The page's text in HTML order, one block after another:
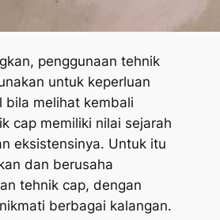
penggunaan tehnik
untuk keperluan
bila melihat kembali
cap memiliki nilai sejarah
eksistensinya. Untuk itu
dan berusaha
tehnik cap, dengan
berbagai kalangan.